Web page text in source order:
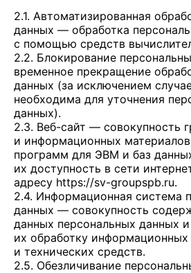
2.1. Автоматизированная
данных — обработка
с помощью средств
2.2. Блокирование
временное прекращение
данных (за исключением
необходима для уточнения
данных).
2.3. Веб-сайт — совокупность
и информационных
программ для ЭВМ и баз
их доступность в сети
адресу https://sv-groupspb.ru.
2.4. Информационная система
данных — совокупность
данных персональных данных
их обработку информационных
и технических средств.
2.5. Обезличивание